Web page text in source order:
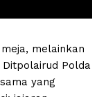
melainkan
Polda
yang